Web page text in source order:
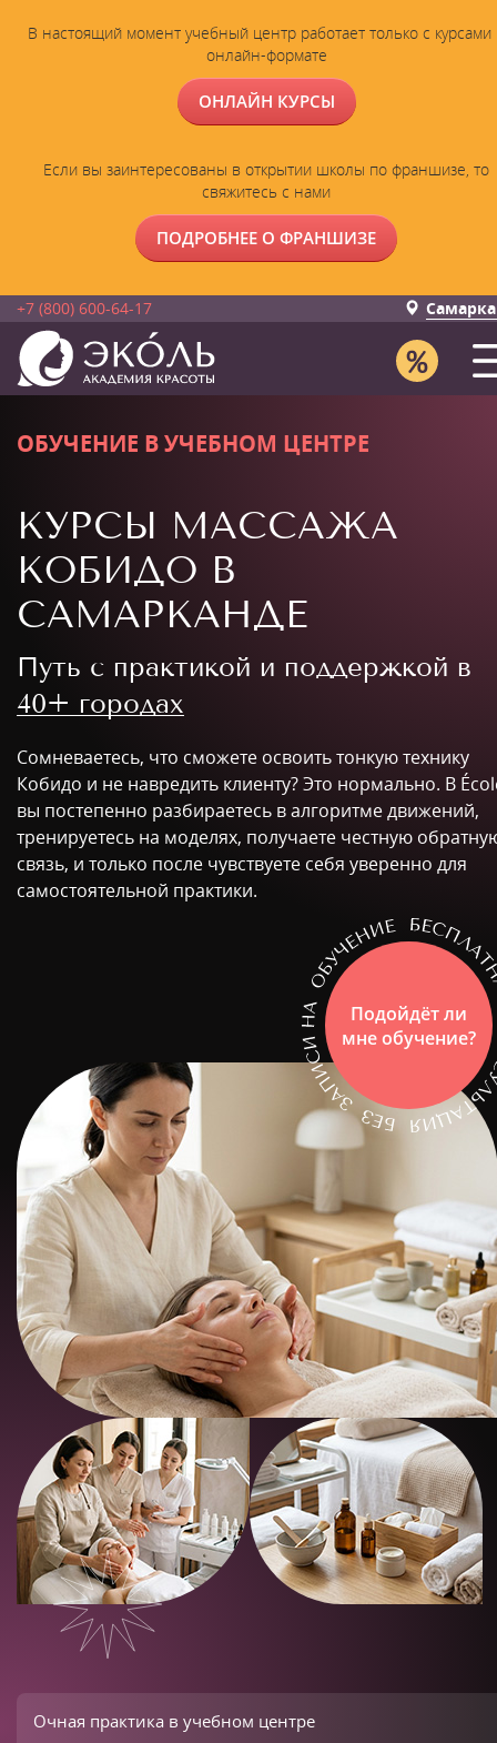
В настоящий момент учебный центр работает только с курсами
онлайн-формате
ОНЛАЙН КУРСЫ
Если вы заинтересованы в открытии школы по франшизе, то
свяжитесь с нами
ПОДРОБНЕЕ О ФРАНШИЗЕ
+7 (800) 600-64-17
ОБУЧЕНИЕ В УЧЕБНОМ ЦЕНТРЕ
КУРСЫ МАССАЖА
КОБИДО В
САМАРКАНДЕ
Путь с практикой и поддержкой в
40+ городах
Сомневаетесь, что сможете освоить тонкую технику
Кобидо и не навредить клиенту? Это нормально. В
вы постепенно разбираетесь в алгоритме движений,
тренируетесь на моделях, получаете честную
связь, и только после чувствуете себя уверенно для
самостоятельной практики.
Подойдёт ли
мне обучение?
Очная практика в учебном центре